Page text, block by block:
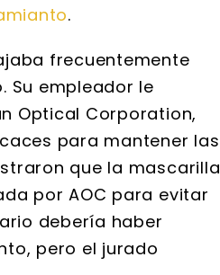
.
frecuentemente
Su empleador le
Optical Corporation,
para mantener las
que la mascarilla
por AOC para evitar
debería haber
pero el jurado